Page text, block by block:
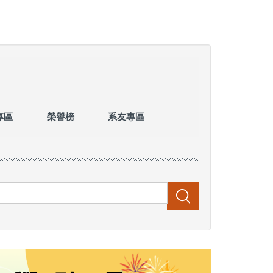
區 榮譽榜 系友專區
搜尋